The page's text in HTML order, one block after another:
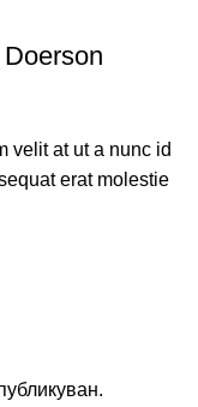
velit at ut a nunc id
erat molestie